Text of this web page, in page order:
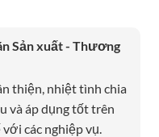
Sản xuất - Thương
thiện, nhiệt tình chia
và áp dụng tốt trên
các nghiệp vụ.